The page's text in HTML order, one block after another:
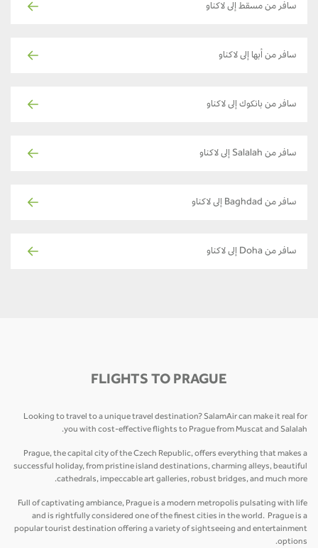
سافر من مسقط إلى لاكناو
سافر من أبها إلى لاكناو
سافر من بانكوك إلى لاكناو
سافر من Salalah إلى لاكناو
سافر من Baghdad إلى لاكناو
سافر من Doha إلى لاكناو
FLIGHTS TO PRAGUE
Looking to travel to a unique travel destination? SalamAir can make it real for
you with cost-effective flights to Prague from Muscat and Salalah.
Prague, the capital city of the Czech Republic, offers everything that makes a
successful holiday, from pristine island destinations, charming alleys, beautiful
cathedrals, impeccable art galleries, robust bridges, and much more.
Full of captivating ambiance, Prague is a modern metropolis pulsating with life
and is rightfully considered one of the finest cities in the world. Prague is a
popular tourist destination offering a variety of sightseeing and entertainment
options.